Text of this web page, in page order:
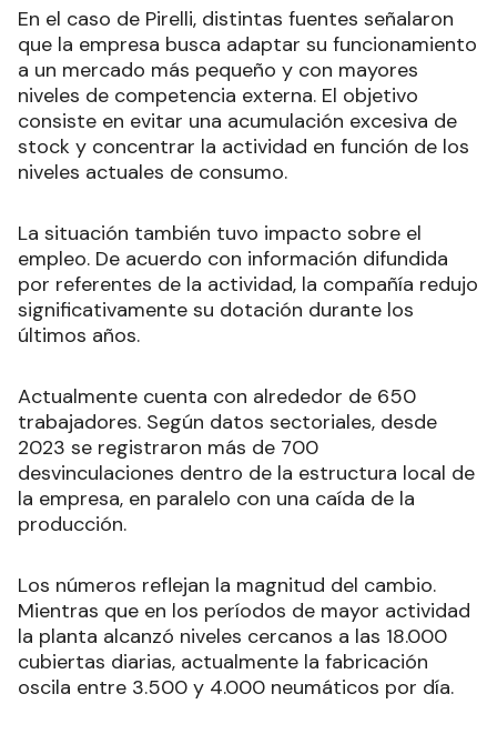
En el caso de Pirelli, distintas fuentes señalaron
que la empresa busca adaptar su funcionamiento
a un mercado más pequeño y con mayores
niveles de competencia externa. El objetivo
consiste en evitar una acumulación excesiva de
stock y concentrar la actividad en función de los
niveles actuales de consumo.
La situación también tuvo impacto sobre el
empleo. De acuerdo con información difundida
por referentes de la actividad, la compañía redujo
significativamente su dotación durante los
últimos años.
Actualmente cuenta con alrededor de 650
trabajadores. Según datos sectoriales, desde
2023 se registraron más de 700
desvinculaciones dentro de la estructura local de
la empresa, en paralelo con una caída de la
producción.
Los números reflejan la magnitud del cambio.
Mientras que en los períodos de mayor actividad
la planta alcanzó niveles cercanos a las 18.000
cubiertas diarias, actualmente la fabricación
oscila entre 3.500 y 4.000 neumáticos por día.